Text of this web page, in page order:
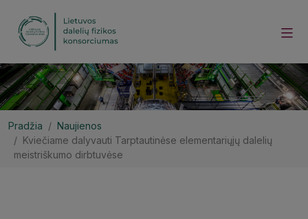
Pradžia
Naujienos
Kviečiame dalyvauti Tarptautinėse elementariųjų dalelių
meistriškumo dirbtuvėse